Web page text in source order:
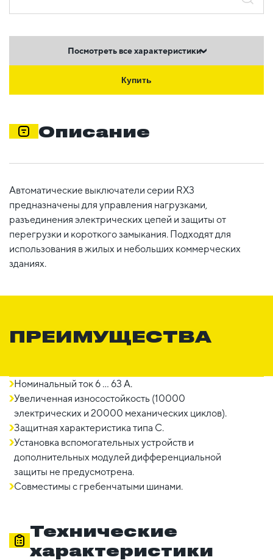
Посмотреть все характеристики
Купить
Описание
Автоматические выключатели серии RX3
предназначены для управления нагрузками,
разъединения электрических цепей и защиты от
перегрузки и короткого замыкания. Подходят для
использования в жилых и небольших коммерческих
зданиях.
ПРЕИМУЩЕСТВА
Номинальный ток 6 ... 63 A.
Увеличенная износостойкость (10000
электрических и 20000 механических циклов).
Защитная характеристика типа C.
Установка вспомогательных устройств и
дополнительных модулей дифференциальной
защиты не предусмотрена.
Совместимы с гребенчатыми шинами.
Технические
характеристики